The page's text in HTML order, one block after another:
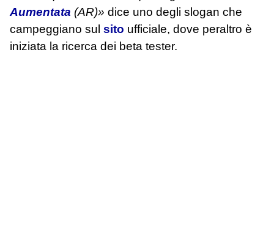
Aumentata (AR)» dice uno degli slogan che
campeggiano sul sito ufficiale, dove peraltro è
iniziata la ricerca dei beta tester.